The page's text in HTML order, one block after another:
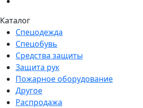
Каталог
Спецодежда
Спецобувь
Средства защиты
Защита рук
Пожарное оборудование
Другое
Распродажа